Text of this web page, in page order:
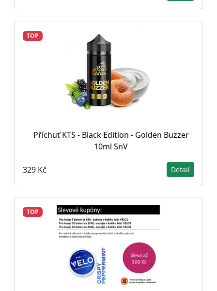
TOP
Příchuť KTS - Black Edition - Golden Buzzer
10ml SnV
329 Kč Detail
TOP